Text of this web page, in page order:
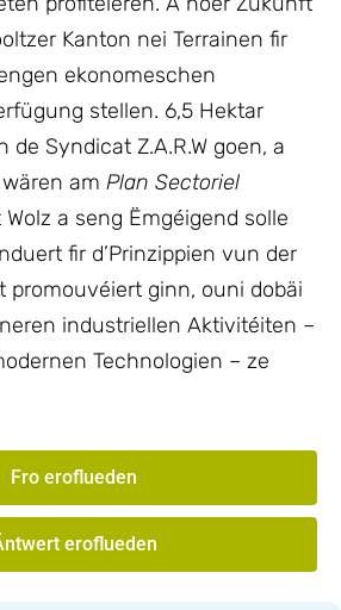
Kanton nei Terrainen fir
ekonomeschen
stellen. 6,5 Hektar
de Syndicat Z.A.R.W goen, a
am Plan Sectoriel
Wolz a seng Ëmgéigend solle
fir d’Prinzippien vun der
promouvéiert ginn, ouni dobäi
industriellen Aktivitéiten –
Technologien – ze
Fro eroflueden
eroflueden